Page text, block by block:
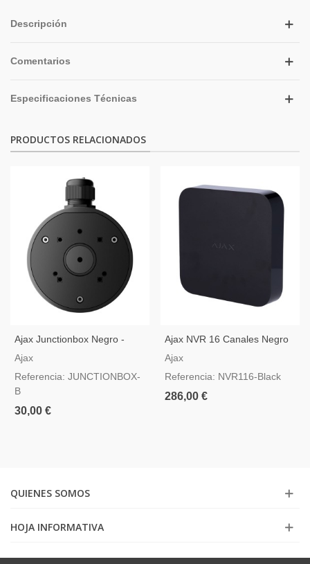
Descripción
Comentarios
Especificaciones Técnicas
PRODUCTOS RELACIONADOS
Ajax Junctionbox Negro -
Caja De Conexión Para
Ajax
Referencia: JUNCTIONBOX-
B
30,00 €
Ajax NVR 16 Canales Negro
— Grabador De Vídeo IP
Ajax
Referencia: NVR116-Black
286,00 €
QUIENES SOMOS
HOJA INFORMATIVA